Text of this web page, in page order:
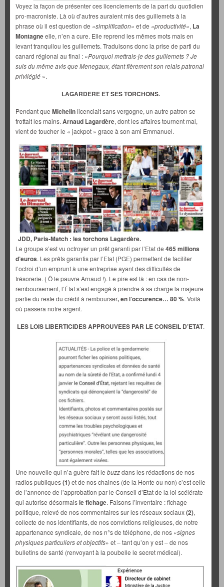
Voyez la façon de présenter ces licenciements de la part du quotidien
pro-macroniste. Là où d’autres auraient mis des guillemets à la
phrase où il est question de «simplification» et de «productivité», La
Montagneelle, n’en a cure. Elle reprend les mêmes mots mais en
levant tranquilou les guillemets. Traduisons donc la prise de parti du
canard régional au final : «Pourquoi mettrais-je des guillemets ? Je
suis du même avis que Menegaux, étant fièrement son relais patronal
privilégié ».
LAGARDERE ET SES TORCHONS.
Pendant que Michelinlicenciait sans vergogne, un autre patron se
frottait les mains. Arnaud Lagardère, dont les affaires tournent mal,
vient de toucher le « jackpot » grace à son ami Emmanuel.
JDD, Paris-Match : les torchons Lagardère.
Le groupe s’est vu octroyer un prêt garanti par l’Etat de 465 millions
d’euros. Les prêts garantis par l’Etat (PGE) permettent de faciliter
l’octroi d’un emprunt à une entreprise ayant des difficultés de
trésorerie. ( Ô le pauvre Arnaud !). Le pire est là : en cas de non-
remboursement, l’État s’est engagé à prendre à sa charge la majeure
partie du reste du crédit à rembourser, en l’occurence… 80 %. Voilà
où passera notre argent.
LES LOIS LIBERTICIDES APPROUVEES PAR LE CONSEIL D’ETAT.
Une nouvelle qui n’a guère fait le buzzdans les rédactions de nos
radios publiques(1)et de nos chaines (de la Honte ou non) c’est celle
de l’annonce de l’approbation par le Conseil d’Etat de la loi scélérate
qui autorise désormaisle fichage. Faisons l’inventaire : fichage
politique, relevé de nos commentaires sur les réseaux sociaux(2),
collecte de nos identifiants, de nos convictions religieuses, de notre
appartenance syndicale, de nos n°s de téléphone, de nos «signes
physiques particuliers et objectifs» et – tant qu’on y est – de nos
bulletins de santé (renvoyant à la poubelle le secret médical).